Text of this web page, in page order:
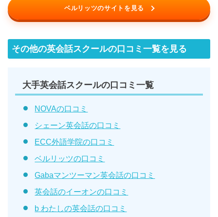
ベルリッツのサイトを見る
その他の英会話スクールの口コミ一覧を見る
大手英会話スクールの口コミ一覧
NOVAの口コミ
シェーン英会話の口コミ
ECC外語学院の口コミ
ベルリッツの口コミ
Gabaマンツーマン英会話の口コミ
英会話のイーオンの口コミ
b わたしの英会話の口コミ